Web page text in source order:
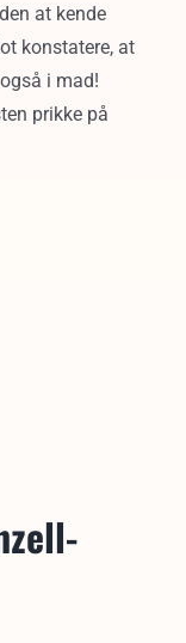
at kende
konstatere, at
i mad!
prikke på